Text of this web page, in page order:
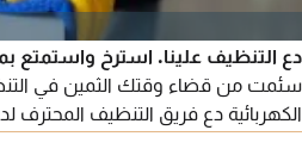
دع التنظيف علينا. استرخ واستمتع
سئمت من قضاء وقتك الثمين في
الكهربائية دع فريق التنظيف